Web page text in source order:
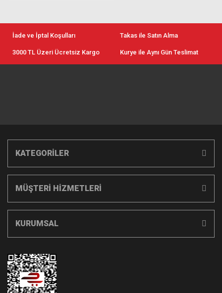
İade ve İptal Koşulları Takas ile Satın Alma
3000 TL Üzeri Ücretsiz Kargo Kurye ile Aynı Gün Teslimat
KATEGORİLER
MÜŞTERİ HİZMETLERİ
KURUMSAL